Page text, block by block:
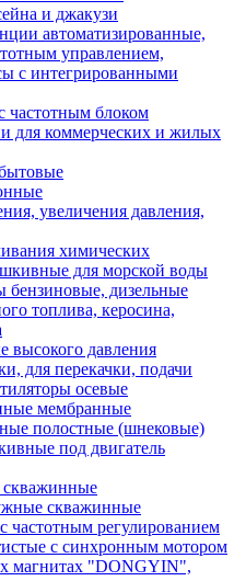
и джакузи
автоматизированные,
управлением,
с интегрированными
частотным блоком
для коммерческих и жилых
увеличения давления,
химических
для морской воды
дизельные
топлива, керосина,
высокого давления
для перекачки, подачи
осевые
мембранные
полостные (шнековые)
под двигатель
скважинные
частотным регулированием
с синхронным мотором
магнитах "DONGYIN",